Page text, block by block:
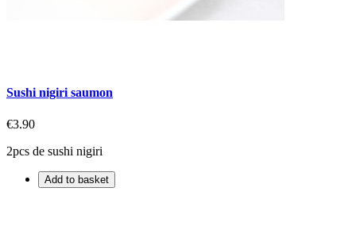
Sushi nigiri saumon
€3.90
2pcs de sushi nigiri
Add to basket